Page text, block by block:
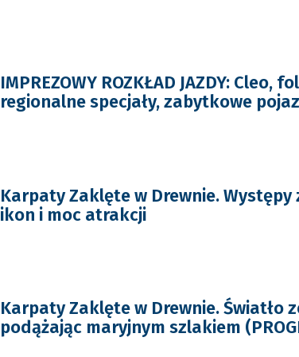
IMPREZOWY ROZKŁAD JAZDY: Cleo,
regionalne specjały, zabytkowe
Karpaty Zaklęte w Drewnie. Występy
ikon i moc atrakcji
Karpaty Zaklęte w Drewnie. Światło
podążając maryjnym szlakiem